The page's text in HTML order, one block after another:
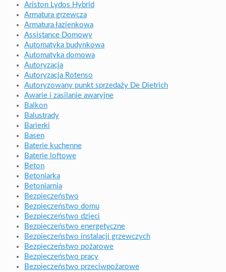
Ariston Lydos Hybrid
Armatura grzewcza
Armatura łazienkowa
Assistance Domowy
Automatyka budynkowa
Automatyka domowa
Autoryzacja
Autoryzacja Rotenso
Autoryzowany punkt sprzedaży De Dietrich
Awarie i zasilanie awaryjne
Balkon
Balustrady
Barierki
Basen
Baterie kuchenne
Baterie loftowe
Beton
Betoniarka
Betoniarnia
Bezpieczeństwo
Bezpieczeństwo domu
Bezpieczeństwo dzieci
Bezpieczeństwo energetyczne
Bezpieczeństwo instalacji grzewczych
Bezpieczeństwo pożarowe
Bezpieczeństwo pracy
Bezpieczeństwo przeciwpożarowe